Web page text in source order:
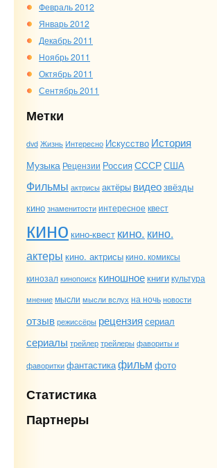
Февраль 2012
Январь 2012
Декабрь 2011
Ноябрь 2011
Октябрь 2011
Сентябрь 2011
Метки
dvd Жизнь Интересно Искусство История
Музыка Рецензии РоссияСССРСША
Фильмы актрисыактёры видеозвёзды
кинознаменитостиинтересное квест
кино кино-квест кино. кино.
актеры кино. актрисыкино. комиксы
кинозалкинопоиск киношноекнигикультура
мнение мысли мысли вслух на ночь новости
отзыврежиссёры рецензия сериал
сериалы трейлер трейлерыфавориты и
фавориткифантастикафильм фото
Статистика
Партнеры